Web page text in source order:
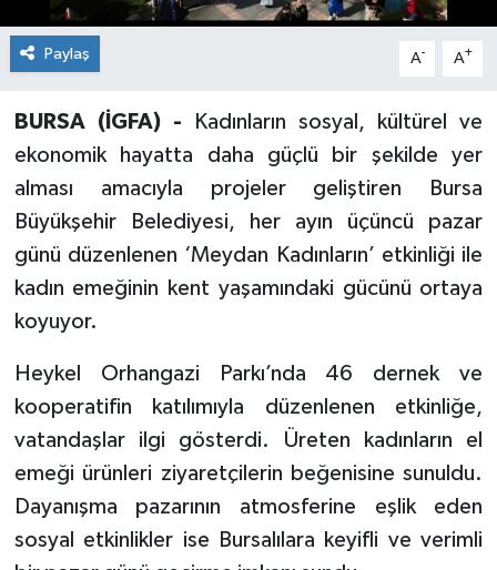
Paylaş A- A+
BURSA (İGFA) -
Kadınların sosyal, kültürel ve
ekonomik hayatta daha güçlü bir şekilde yer
alması amacıyla projeler geliştiren Bursa
Büyükşehir Belediyesi, her ayın üçüncü pazar
günü düzenlenen ‘Meydan Kadınların’ etkinliği ile
kadın emeğinin kent yaşamındaki gücünü ortaya
koyuyor.
Heykel Orhangazi Parkı’nda 46 dernek ve
kooperatifin katılımıyla düzenlenen etkinliğe,
vatandaşlar ilgi gösterdi. Üreten kadınların el
emeği ürünleri ziyaretçilerin beğenisine sunuldu.
Dayanışma pazarının atmosferine eşlik eden
sosyal etkinlikler ise Bursalılara keyifli ve verimli